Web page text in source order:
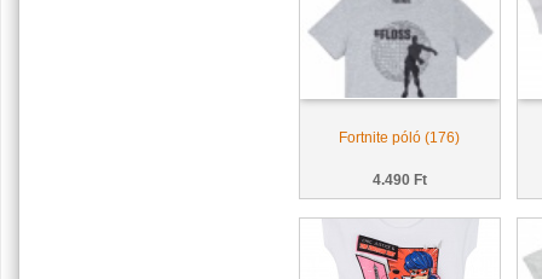
Fortnite póló (176)
4.490 Ft